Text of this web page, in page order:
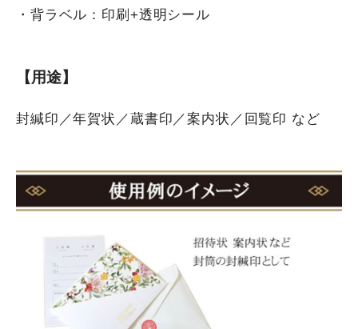
・背ラベル：印刷+透明シール
【用途】
封緘印／年賀状／蔵書印／案内状／回覧印 など